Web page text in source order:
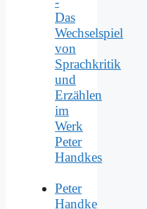
Das
Wechselspiel
von
Sprachkritik
und
Erzählen
im
Werk
Peter
Handkes
Peter
Handke